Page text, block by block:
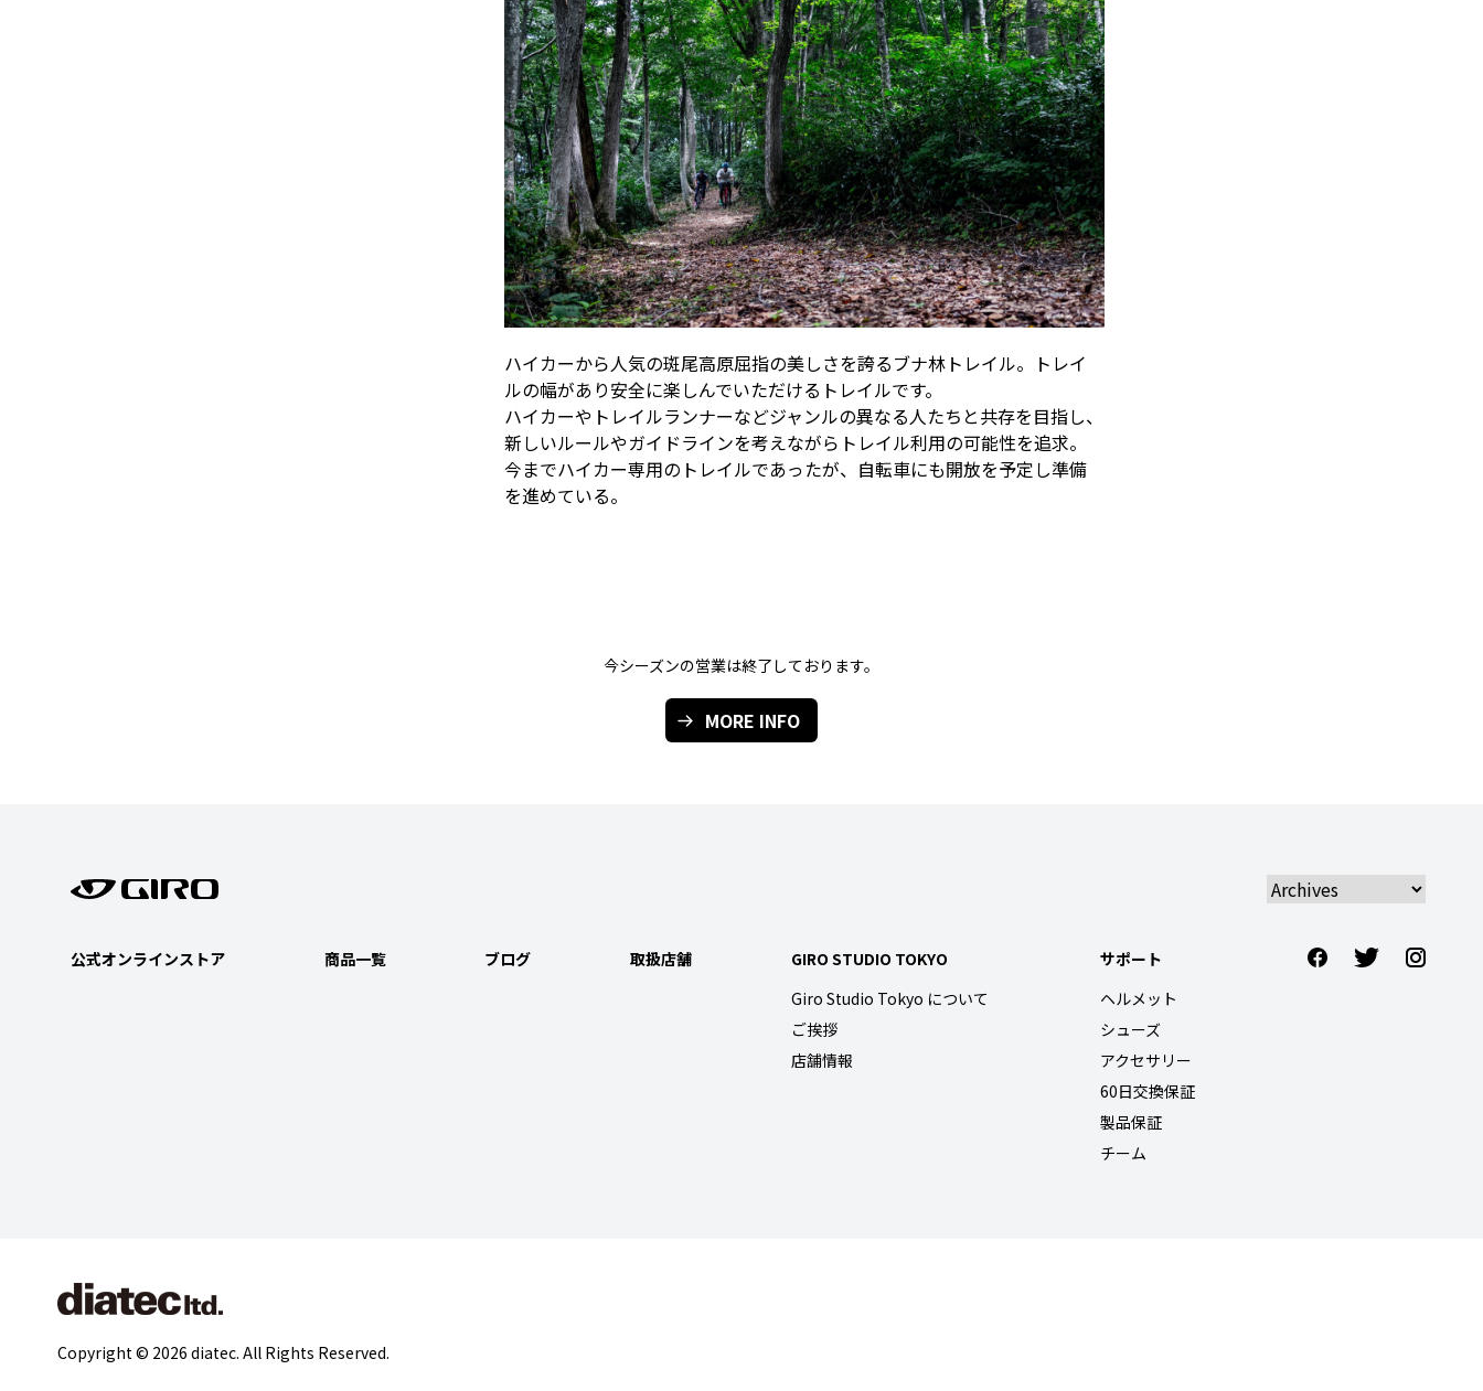
ハイカーから人気の斑尾高原屈指の美しさを誇るブナ林トレイル。トレイ
ルの幅があり安全に楽しんでいただけるトレイルです。
ハイカーやトレイルランナーなどジャンルの異なる人たちと共存を目指し、
新しいルールやガイドラインを考えながらトレイル利用の可能性を追求。
今までハイカー専用のトレイルであったが、自転車にも開放を予定し準備
を進めている。
今シーズンの営業は終了しております。
MORE INFO
公式オンラインストア 商品一覧 ブログ 取扱店舗
GIRO STUDIO TOKYO
Giro Studio Tokyo について
ご挨拶
店舗情報
サポート
ヘルメット
シューズ
アクセサリー
60日交換保証
製品保証
チーム
Copyright © 2026 diatec. All Rights Reserved.